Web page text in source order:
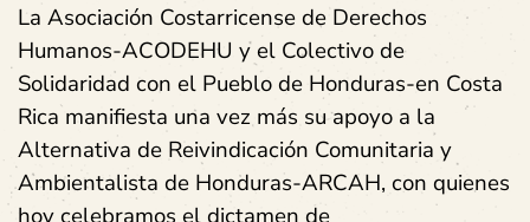
La Asociación Costarricense de Derechos
Humanos-ACODEHU y el Colectivo de
Solidaridad con el Pueblo de Honduras-en Costa
Rica manifiesta una vez más su apoyo a la
Alternativa de Reivindicación Comunitaria y
Ambientalista de Honduras-ARCAH, con quienes